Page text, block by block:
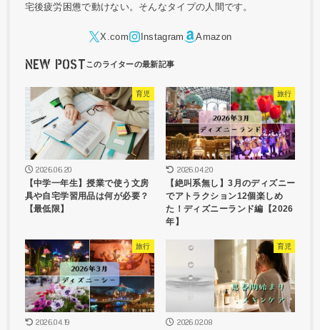
宅後疲労困憊で動けない。そんなタイプの人間です。
NEW POST
育児
2026.06.20
【中学一年生】授業で使う文房
具や自宅学習用品は何が必要？
【最低限】
旅行
2026.04.20
【絶叫系無し】3月のディズニー
でアトラクション12個楽しめ
た！ディズニーランド編【2026
年】
旅行
2026.04.19
育児
2026.02.08